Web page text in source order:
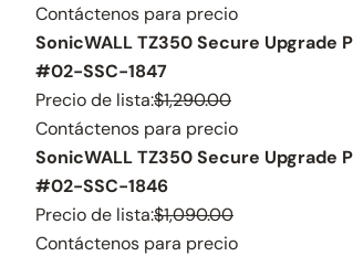
Contáctenos para precio
SonicWALL TZ350 Secure Upgrade
#02-SSC-1847
Precio de lista:$1,290.00
Contáctenos para precio
SonicWALL TZ350 Secure Upgrade
#02-SSC-1846
Precio de lista:$1,090.00
Contáctenos para precio